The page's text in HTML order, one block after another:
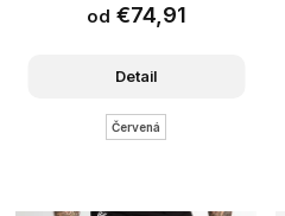
od €74,91
Detail
Červená